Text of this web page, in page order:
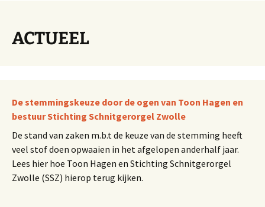
ACTUEEL
De stemmingskeuze door de ogen van Toon Hagen en
bestuur Stichting Schnitgerorgel Zwolle
De stand van zaken m.b.t de keuze van de stemming heeft
veel stof doen opwaaien in het afgelopen anderhalf jaar.
Lees hier hoe Toon Hagen en Stichting Schnitgerorgel
Zwolle (SSZ) hierop terug kijken.